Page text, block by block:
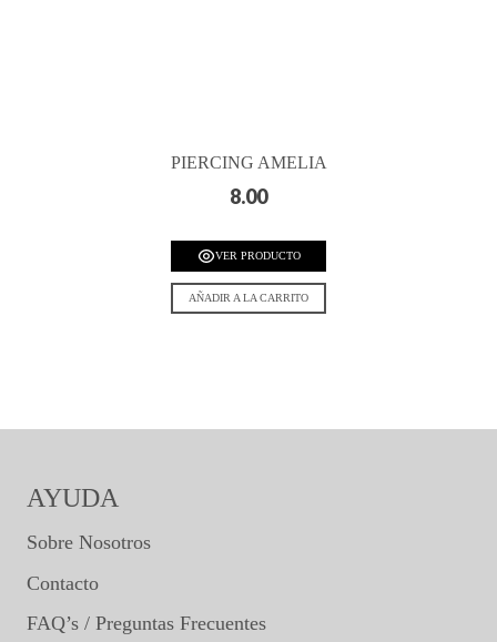
PIERCING AMELIA
8.00
VER PRODUCTO
AÑADIR A LA CARRITO
AYUDA
Sobre Nosotros
Contacto
FAQ’s / Preguntas Frecuentes